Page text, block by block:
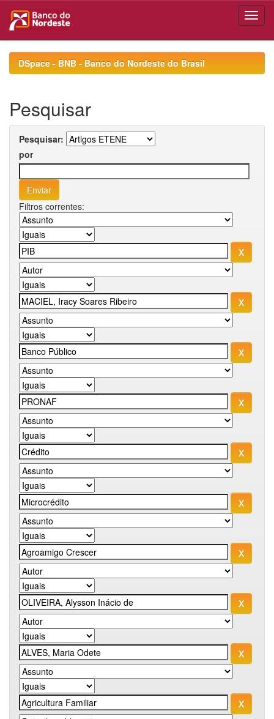
navigationDSpace - BNB - Banco do Nordeste do Brasil
Pesquisar
Pesquisar:
por
Filtros correntes: